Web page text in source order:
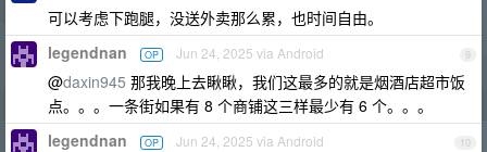
可以考虑下跑腿，没送外卖那么累，也时间自由。
9
legendnan OP Jun 24, 2025 via Android
@daxin945 那我晚上去瞅瞅，我们这最多的就是烟酒店超市饭
点。。。一条街如果有 8 个商铺这三样最少有 6 个。。。
10
legendnan OP Jun 24, 2025 via Android